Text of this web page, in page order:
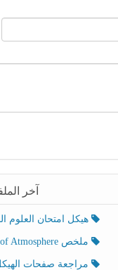
آخر
هيكل امتحان العلوم المتكاملة
ملخص Effect of Atmosphere حسب الهيكل الوزاري العلوم المتكاملة الصف الخامس انسبير الفصل الثالث
مراجعة صفحات الهيكل العلوم